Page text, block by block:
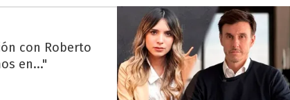
con Roberto
en..."